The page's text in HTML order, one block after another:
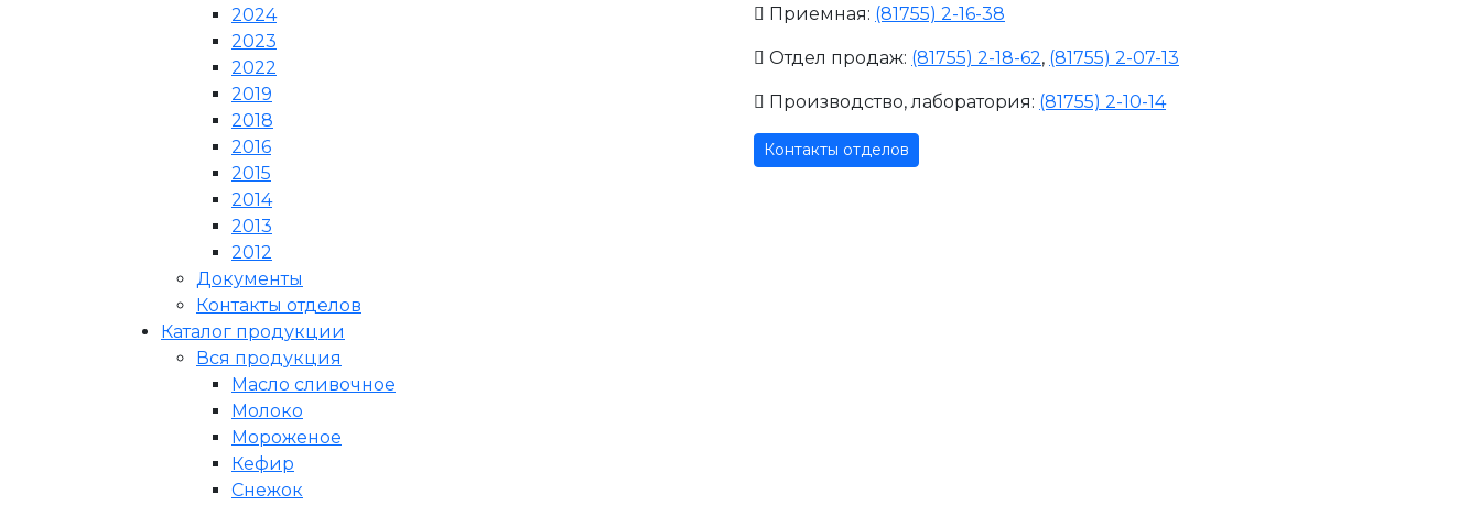
2024
2023
2022
2019
2018
2016
2015
2014
2013
2012
Документы
Контакты отделов
Каталог продукции
Вся продукция
Масло сливочное
Молоко
Мороженое
Кефир
Снежок
Приемная: (81755) 2-16-38
Отдел продаж: (81755) 2-18-62, (81755) 2-07-13
Производство, лаборатория: (81755) 2-10-14
Контакты отделов